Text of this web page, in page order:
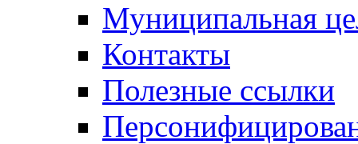
Муниципальная
Контакты
Полезные ссылки